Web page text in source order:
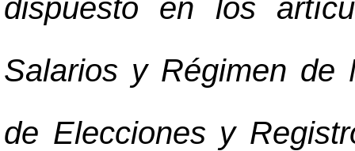
dispuesto en los
Salarios y Régimen de
de Elecciones y